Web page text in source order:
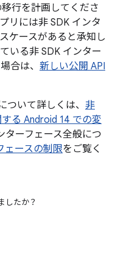
行を計画してくださ
リには非 SDK インタ
ケースがあると承知し
いる非 SDK インター
合は、 新しい公開 API
いて詳しくは、 非
る Android 14 での変
ターフェース全般につ
ェースの制限をご覧く
したか？